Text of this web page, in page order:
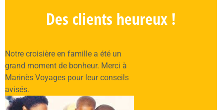
Des clients heureux !
Notre croisière en famille a été un
grand moment de bonheur. Merci à
Marinès Voyages pour leur conseils
avisés.